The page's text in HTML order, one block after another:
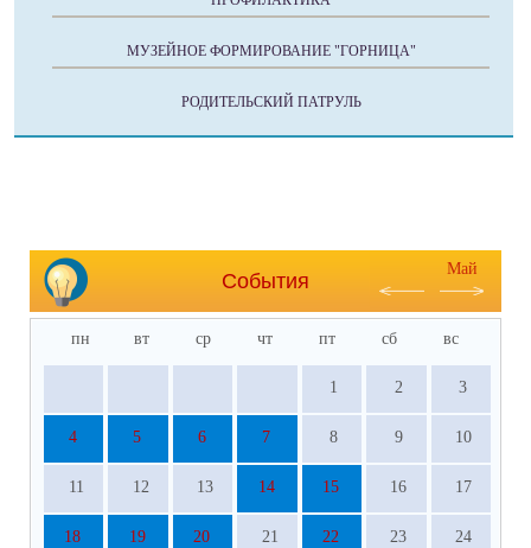
МУЗЕЙНОЕ ФОРМИРОВАНИЕ "ГОРНИЦА"
РОДИТЕЛЬСКИЙ ПАТРУЛЬ
События
Май
пн вт ср чт пт сб вс
1 2 3
4 5 6 7 8 9 10
11 12 13 14 15 16 17
18 19 20 21 22 23 24